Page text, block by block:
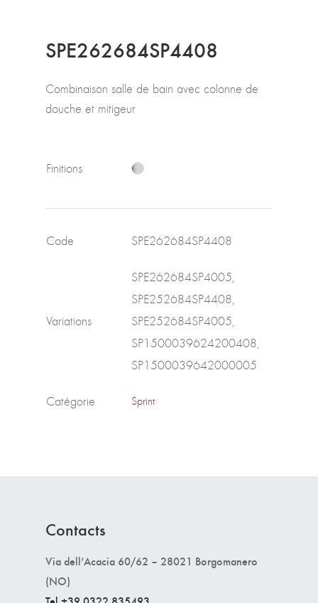
SPE262684SP4408
Combinaison salle de bain avec colonne de
douche et mitigeur
Finitions
Code SPE262684SP4408
Variations
SPE262684SP4005,
SPE252684SP4408,
SPE252684SP4005,
SP1500039624200408,
SP1500039642000005
Catégorie Sprint
Contacts
Via dell’Acacia 60/62 – 28021 Borgomanero
(NO)